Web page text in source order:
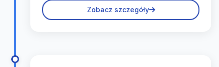
Zobacz szczegóły